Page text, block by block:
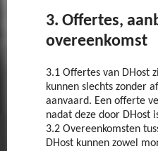
3. Offertes,
overeenkomst
3.1 Offertes van DHost
kunnen slechts zonder
aanvaard. Een offerte
nadat deze door DHost
3.2 Overeenkomsten
DHost kunnen zowel